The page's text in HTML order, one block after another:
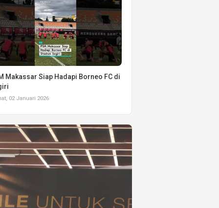
Makassar Siap Hadapi Borneo FC di
02 Januari 2026